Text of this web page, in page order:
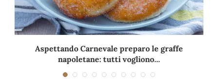
Aspettando Carnevale preparo le graffe
napoletane: tutti vogliono...